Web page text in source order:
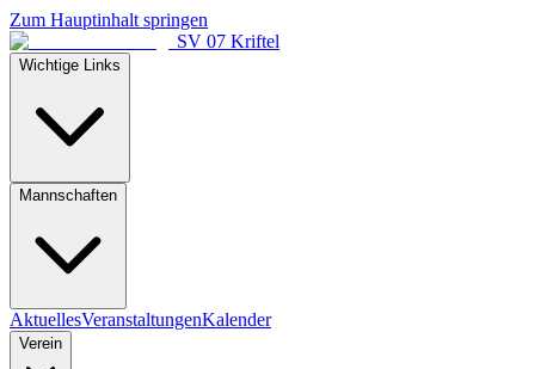
Zum Hauptinhalt springen
SV 07 Kriftel
Wichtige Links
Mannschaften
AktuellesVeranstaltungenKalender
Verein